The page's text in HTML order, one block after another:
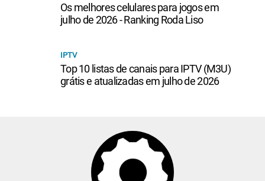
Os melhores celulares para jogos em
julho de 2026 - Ranking Roda Liso
IPTV
Top 10 listas de canais para IPTV (M3U)
grátis e atualizadas em julho de 2026